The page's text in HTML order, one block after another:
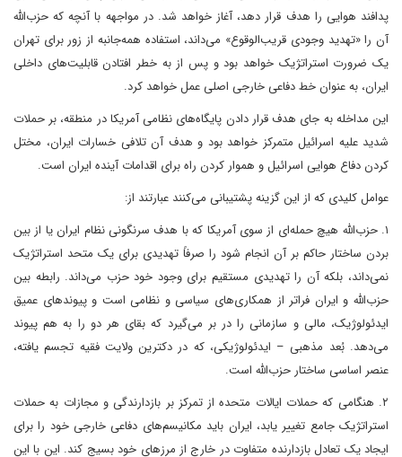
پدافند هوایی را هدف قرار دهد، آغاز خواهد شد. در مواجهه با آنچه که حزب‌الله
آن را «تهدید وجودی قریب‌الوقوع» می‌داند، استفاده همه‌جانبه از زور برای تهران
یک ضرورت استراتژیک خواهد بود و پس از به خطر افتادن قابلیت‌های داخلی
ایران، به عنوان خط دفاعی خارجی اصلی عمل خواهد کرد.
این مداخله به جای هدف قرار دادن پایگاه‌های نظامی آمریکا در منطقه، بر حملات
شدید علیه اسرائیل متمرکز خواهد بود و هدف آن تلافی خسارات ایران، مختل
کردن دفاع هوایی اسرائیل و هموار کردن راه برای اقدامات آینده ایران است.
عوامل کلیدی که از این گزینه پشتیبانی می‌کنند عبارتند از:
۱. حزب‌الله هیچ حمله‌ای از سوی آمریکا که با هدف سرنگونی نظام ایران یا از بین
بردن ساختار حاکم بر آن انجام شود را صرفاً تهدیدی برای یک متحد استراتژیک
نمی‌داند، بلکه آن را تهدیدی مستقیم برای وجود خود حزب می‌داند. رابطه بین
حزب‌الله و ایران فراتر از همکاری‌های سیاسی و نظامی است و پیوندهای عمیق
ایدئولوژیک، مالی و سازمانی را در بر می‌گیرد که بقای هر دو را به هم پیوند
می‌دهد. بُعد مذهبی – ایدئولوژیکی، که در دکترین ولایت فقیه تجسم یافته،
عنصر اساسی ساختار حزب‌الله است.
۲. هنگامی که حملات ایالات متحده از تمرکز بر بازدارندگی و مجازات به حملات
استراتژیک جامع تغییر یابد، ایران باید مکانیسم‌های دفاعی خارجی خود را برای
ایجاد یک تعادل بازدارنده متفاوت در خارج از مرزهای خود بسیج کند. این با این